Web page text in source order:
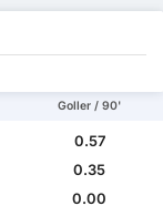
Goller / 90'
0.57
0.35
0.00